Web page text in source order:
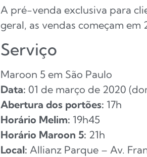
A pré-venda exclusiva para
geral, as vendas começam
Serviço
Maroon 5 em São Paulo
Data: 01 de março de 2020
Abertura dos portões: 17h
Horário Melim: 19h45
Horário Maroon 5: 21h
Local: Allianz Parque – Av.